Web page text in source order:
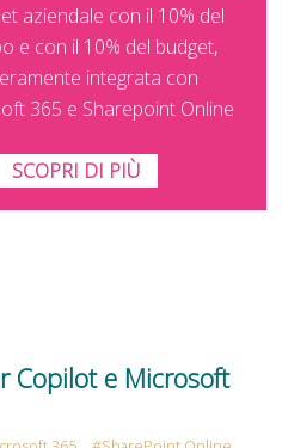
aziendale con il 10% del
e con il 10% del budget,
integrata con
365 e Sharepoint Online
SCOPRI DI PIÙ
Copilot e Microsoft